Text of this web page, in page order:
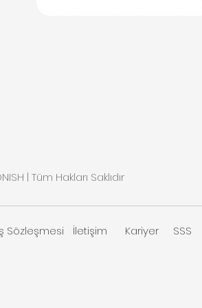
| Tüm Hakları Saklıdır
Sözleşmesi İletişim Kariyer SSS